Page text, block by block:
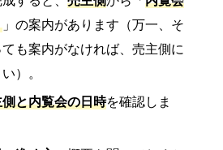
」の案内があります（万一、そ
も案内がなければ、売主側に
）。
と内覧会の日時を確認しま